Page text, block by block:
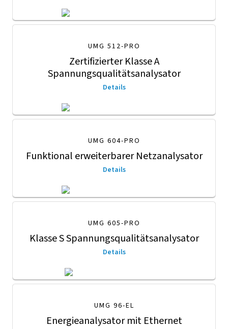
UMG 512-PRO
Zertifizierter Klasse A
Spannungsqualitäts­analysator
Details
UMG 604-PRO
Funktional erweiterbarer Netzanalysator
Details
UMG 605-PRO
Klasse S Spannungsqualitäts­analysator
Details
UMG 96-EL
Energieanalysator mit Ethernet